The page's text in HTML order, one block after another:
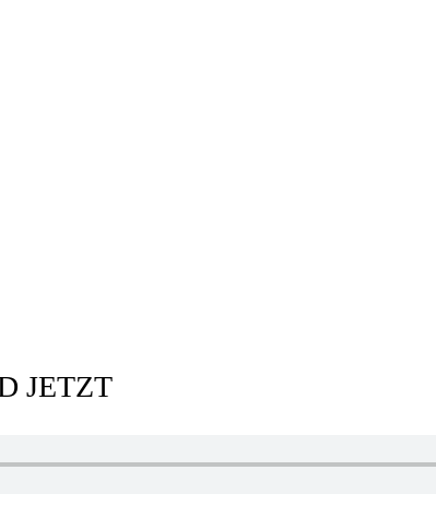
JETZT